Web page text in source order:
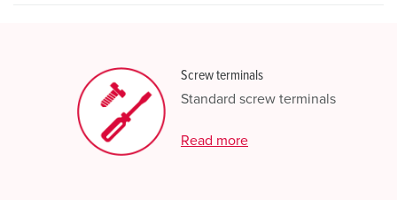
Screw terminals
Standard screw terminals
Read more